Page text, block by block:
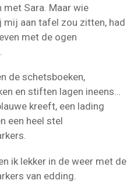
met Sara. Maar wie
mij aan tafel zou zitten, had
met de ogen
de schetsboeken,
en stiften lagen ineens…
kreeft, een lading
een heel stel
ik lekker in de weer met de
van edding.